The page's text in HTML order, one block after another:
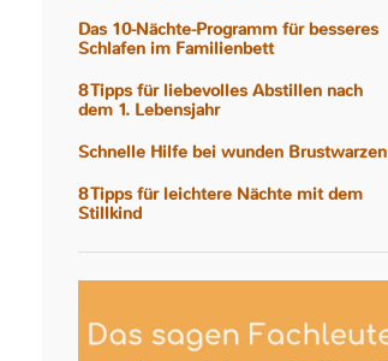
Das 10-Nächte-Programm für besseres
Schlafen im Familienbett
8 Tipps für liebevolles Abstillen nach
dem 1. Lebensjahr
Schnelle Hilfe bei wunden Brustwarzen
8 Tipps für leichtere Nächte mit dem
Stillkind